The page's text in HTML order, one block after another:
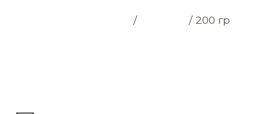
/ / 200 гр